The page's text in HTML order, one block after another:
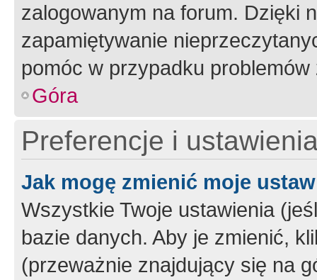
zalogowanym na forum. Dzięki
zapamiętywanie
pomóc w przypadku
Góra
Preferencje i
Jak mogę zmienić moje
Wszystkie Twoje ustawienia
bazie danych. Aby je zmienić,
(przeważnie znajdujący się na